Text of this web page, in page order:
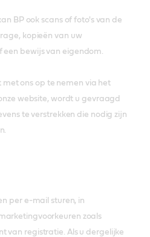
BP ook scans of foto's van de
kopieën van uw
bewijs van eigendom.
met ons op te nemen via het
website, wordt u gevraagd
te verstrekken die nodig zijn
per e-mail sturen, in
zoals
van registratie. Als u dergelijke